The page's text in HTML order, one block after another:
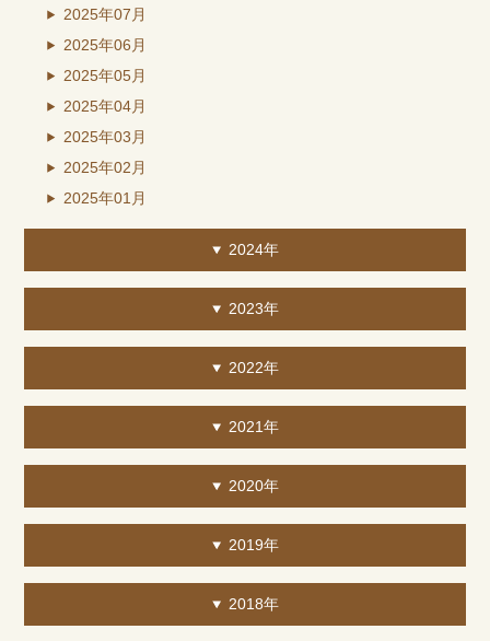
2025年07月
2025年06月
2025年05月
2025年04月
2025年03月
2025年02月
2025年01月
2024年
2023年
2022年
2021年
2020年
2019年
2018年